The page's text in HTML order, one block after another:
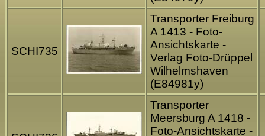
SCHI735
Transporter Freiburg
A 1413 - Foto-
Ansichtskarte -
Verlag Foto-Drüppel
Wilhelmshaven
(E84981y)
Transporter
Meersburg A 1418 -
Foto-Ansichtskarte -